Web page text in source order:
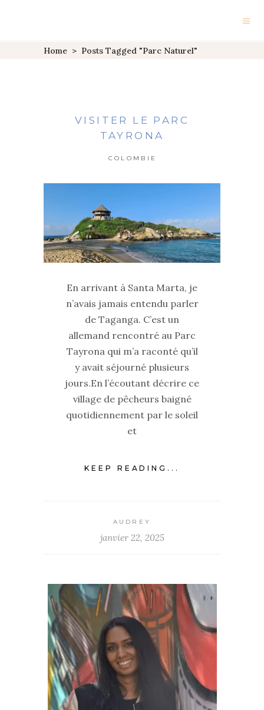
Home > Posts Tagged "parc Naturel"
VISITER LE PARC
TAYRONA
COLOMBIE
En arrivant à Santa Marta, je
n’avais jamais entendu parler
de Taganga. C’est un
allemand rencontré au Parc
Tayrona qui m’a raconté qu’il
y avait séjourné plusieurs
jours.En l’écoutant décrire ce
village de pêcheurs baigné
quotidiennement par le soleil
et
KEEP READING...
AUDREY
janvier 22, 2025